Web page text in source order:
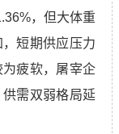
，但大体重
短期供应压力
疲软，屠宰企
需双弱格局延